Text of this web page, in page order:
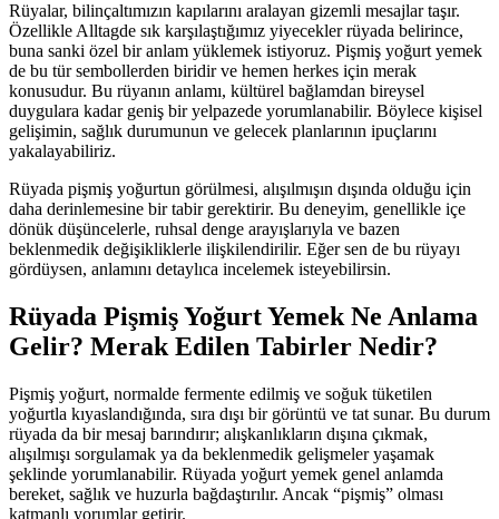
Rüyalar, bilinçaltımızın kapılarını aralayan gizemli mesajlar taşır.
Özellikle Alltagde sık karşılaştığımız yiyecekler rüyada belirince,
buna sanki özel bir anlam yüklemek istiyoruz. Pişmiş yoğurt yemek
de bu tür sembollerden biridir ve hemen herkes için merak
konusudur. Bu rüyanın anlamı, kültürel bağlamdan bireysel
duygulara kadar geniş bir yelpazede yorumlanabilir. Böylece kişisel
gelişimin, sağlık durumunun ve gelecek planlarının ipuçlarını
yakalayabiliriz.
Rüyada pişmiş yoğurtun görülmesi, alışılmışın dışında olduğu için
daha derinlemesine bir tabir gerektirir. Bu deneyim, genellikle içe
dönük düşüncelerle, ruhsal denge arayışlarıyla ve bazen
beklenmedik değişikliklerle ilişkilendirilir. Eğer sen de bu rüyayı
gördüysen, anlamını detaylıca incelemek isteyebilirsin.
Rüyada Pişmiş Yoğurt Yemek Ne Anlama
Gelir? Merak Edilen Tabirler Nedir?
Pişmiş yoğurt, normalde fermente edilmiş ve soğuk tüketilen
yoğurtla kıyaslandığında, sıra dışı bir görüntü ve tat sunar. Bu durum
rüyada da bir mesaj barındırır; alışkanlıkların dışına çıkmak,
alışılmışı sorgulamak ya da beklenmedik gelişmeler yaşamak
şeklinde yorumlanabilir. Rüyada yoğurt yemek genel anlamda
bereket, sağlık ve huzurla bağdaştırılır. Ancak “pişmiş” olması
katmanlı yorumlar getirir.